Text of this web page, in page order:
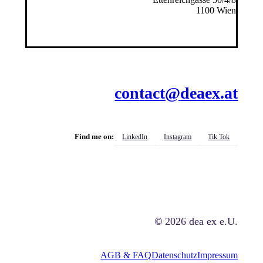
1100 Wien
contact@deaex.at
Find me on: LinkedIn Instagram Tik Tok
© 2026 dea ex e.U.
AGB & FAQDatenschutzImpressum